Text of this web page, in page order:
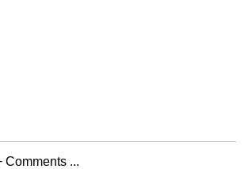
Comments ...